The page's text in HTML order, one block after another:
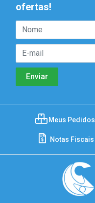
ofertas!
Meus Pedidos
Notas Fiscais